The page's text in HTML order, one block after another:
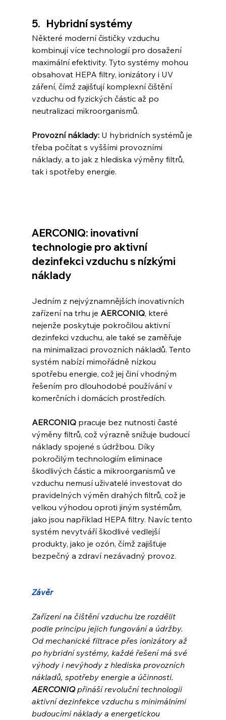
5.   Hybridní systémy
Některé moderní čističky vzduchu
kombinují více technologií pro dosažení
maximální efektivity. Tyto systémy mohou
obsahovat HEPA filtry, ionizátory i UV
záření, čímž zajišťují komplexní čištění
vzduchu od fyzických částic až po
neutralizaci mikroorganismů.
Provozní náklady: U hybridních systémů je
třeba počítat s vyššími provozními
náklady, a to jak z hlediska výměny filtrů,
tak i spotřeby energie.
AERCONIQ: inovativní
technologie pro aktivní
dezinfekci vzduchu s nízkými
náklady
Jedním z nejvýznamnějších inovativních
zařízení na trhu je AERCONIQ, které
nejenže poskytuje pokročilou aktivní
dezinfekci vzduchu, ale také se zaměřuje
na minimalizaci provozních nákladů. Tento
systém nabízí mimořádně nízkou
spotřebu energie, což jej činí vhodným
řešením pro dlouhodobé používání v
komerčních i domácích prostředích.
AERCONIQ pracuje bez nutnosti časté
výměny filtrů, což výrazně snižuje budoucí
náklady spojené s údržbou. Díky
pokročilým technologiím eliminace
škodlivých částic a mikroorganismů ve
vzduchu nemusí uživatelé investovat do
pravidelných výměn drahých filtrů, což je
velkou výhodou oproti jiným systémům,
jako jsou například HEPA filtry. Navíc tento
systém nevytváří škodlivé vedlejší
produkty, jako je ozón, čímž zajišťuje
bezpečný a zdraví nezávadný provoz.
Závěr
Zařízení na čištění vzduchu lze rozdělit
podle principu jejich fungování a údržby.
Od mechanické filtrace přes ionizátory až
po hybridní systémy, každé řešení má své
výhody i nevýhody z hlediska provozních
nákladů, spotřeby energie a účinnosti.
AERCONIQ přináší revoluční technologii
aktivní dezinfekce vzduchu s minimálními
budoucími náklady a energetickou